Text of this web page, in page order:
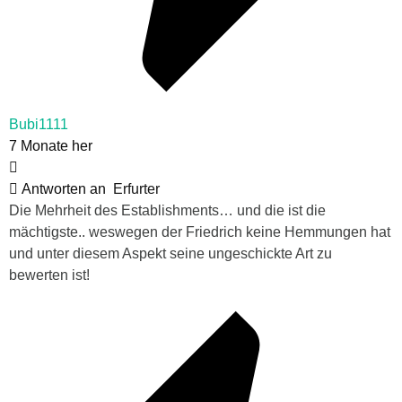
Bubi1111
7 Monate her
Antworten an
Erfurter
Die Mehrheit des Establishments… und die ist die
mächtigste.. weswegen der Friedrich keine Hemmungen hat
und unter diesem Aspekt seine ungeschickte Art zu
bewerten ist!